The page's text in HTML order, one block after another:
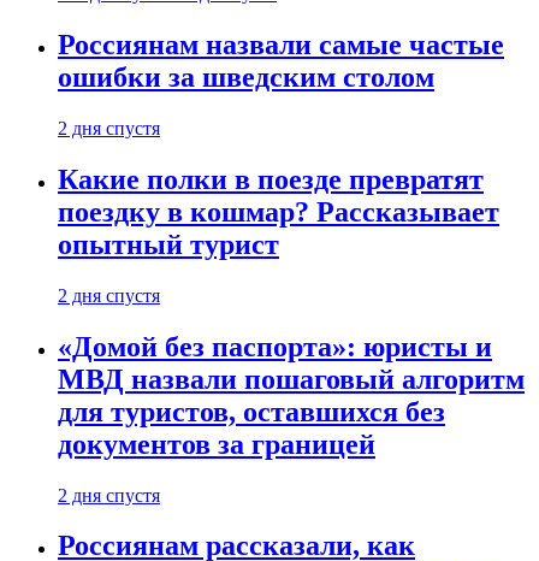
Россиянам назвали самые частые
ошибки за шведским столом
2 дня спустя
Какие полки в поезде превратят
поездку в кошмар? Рассказывает
опытный турист
2 дня спустя
«Домой без паспорта»: юристы и
МВД назвали пошаговый алгоритм
для туристов, оставшихся без
документов за границей
2 дня спустя
Россиянам рассказали, как